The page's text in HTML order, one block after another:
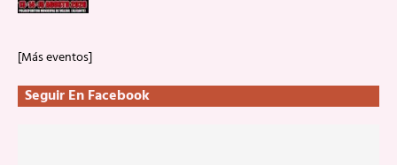
[Más eventos]
Seguir En Facebook